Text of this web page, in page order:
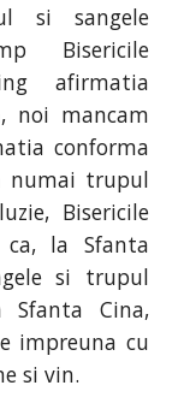
si sangele
Bisericile
afirmatia
noi mancam
conforma
numai trupul
Bisericile
ca, la Sfanta
si trupul
Cina,
impreuna cu
si vin.